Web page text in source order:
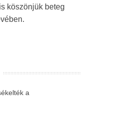
köszönjük beteg
a